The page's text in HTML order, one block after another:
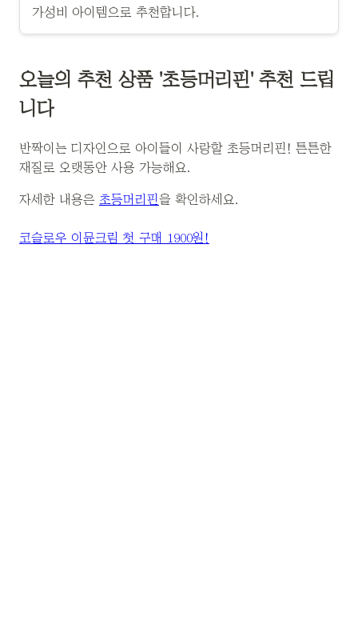
가성비 아이템으로 추천합니다.
오늘의 추천 상품 '초등머리핀' 추천 드립
니다
반짝이는 디자인으로 아이들이 사랑할 초등머리핀! 튼튼한
재질로 오랫동안 사용 가능해요.
자세한 내용은 초등머리핀을 확인하세요.
코슬로우 이뮨크림 첫 구매 1900원!